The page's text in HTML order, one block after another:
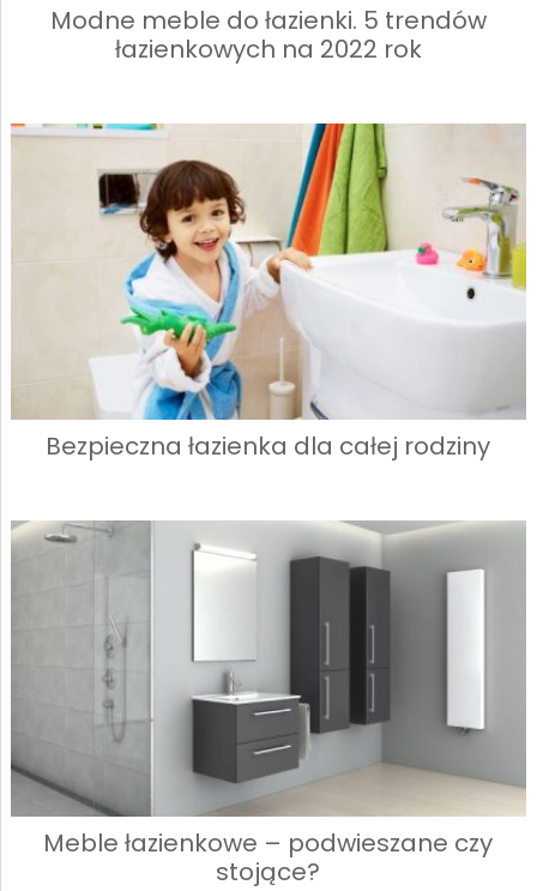
Modne meble do łazienki. 5 trendów
łazienkowych na 2022 rok
Bezpieczna łazienka dla całej rodziny
Meble łazienkowe – podwieszane czy
stojące?